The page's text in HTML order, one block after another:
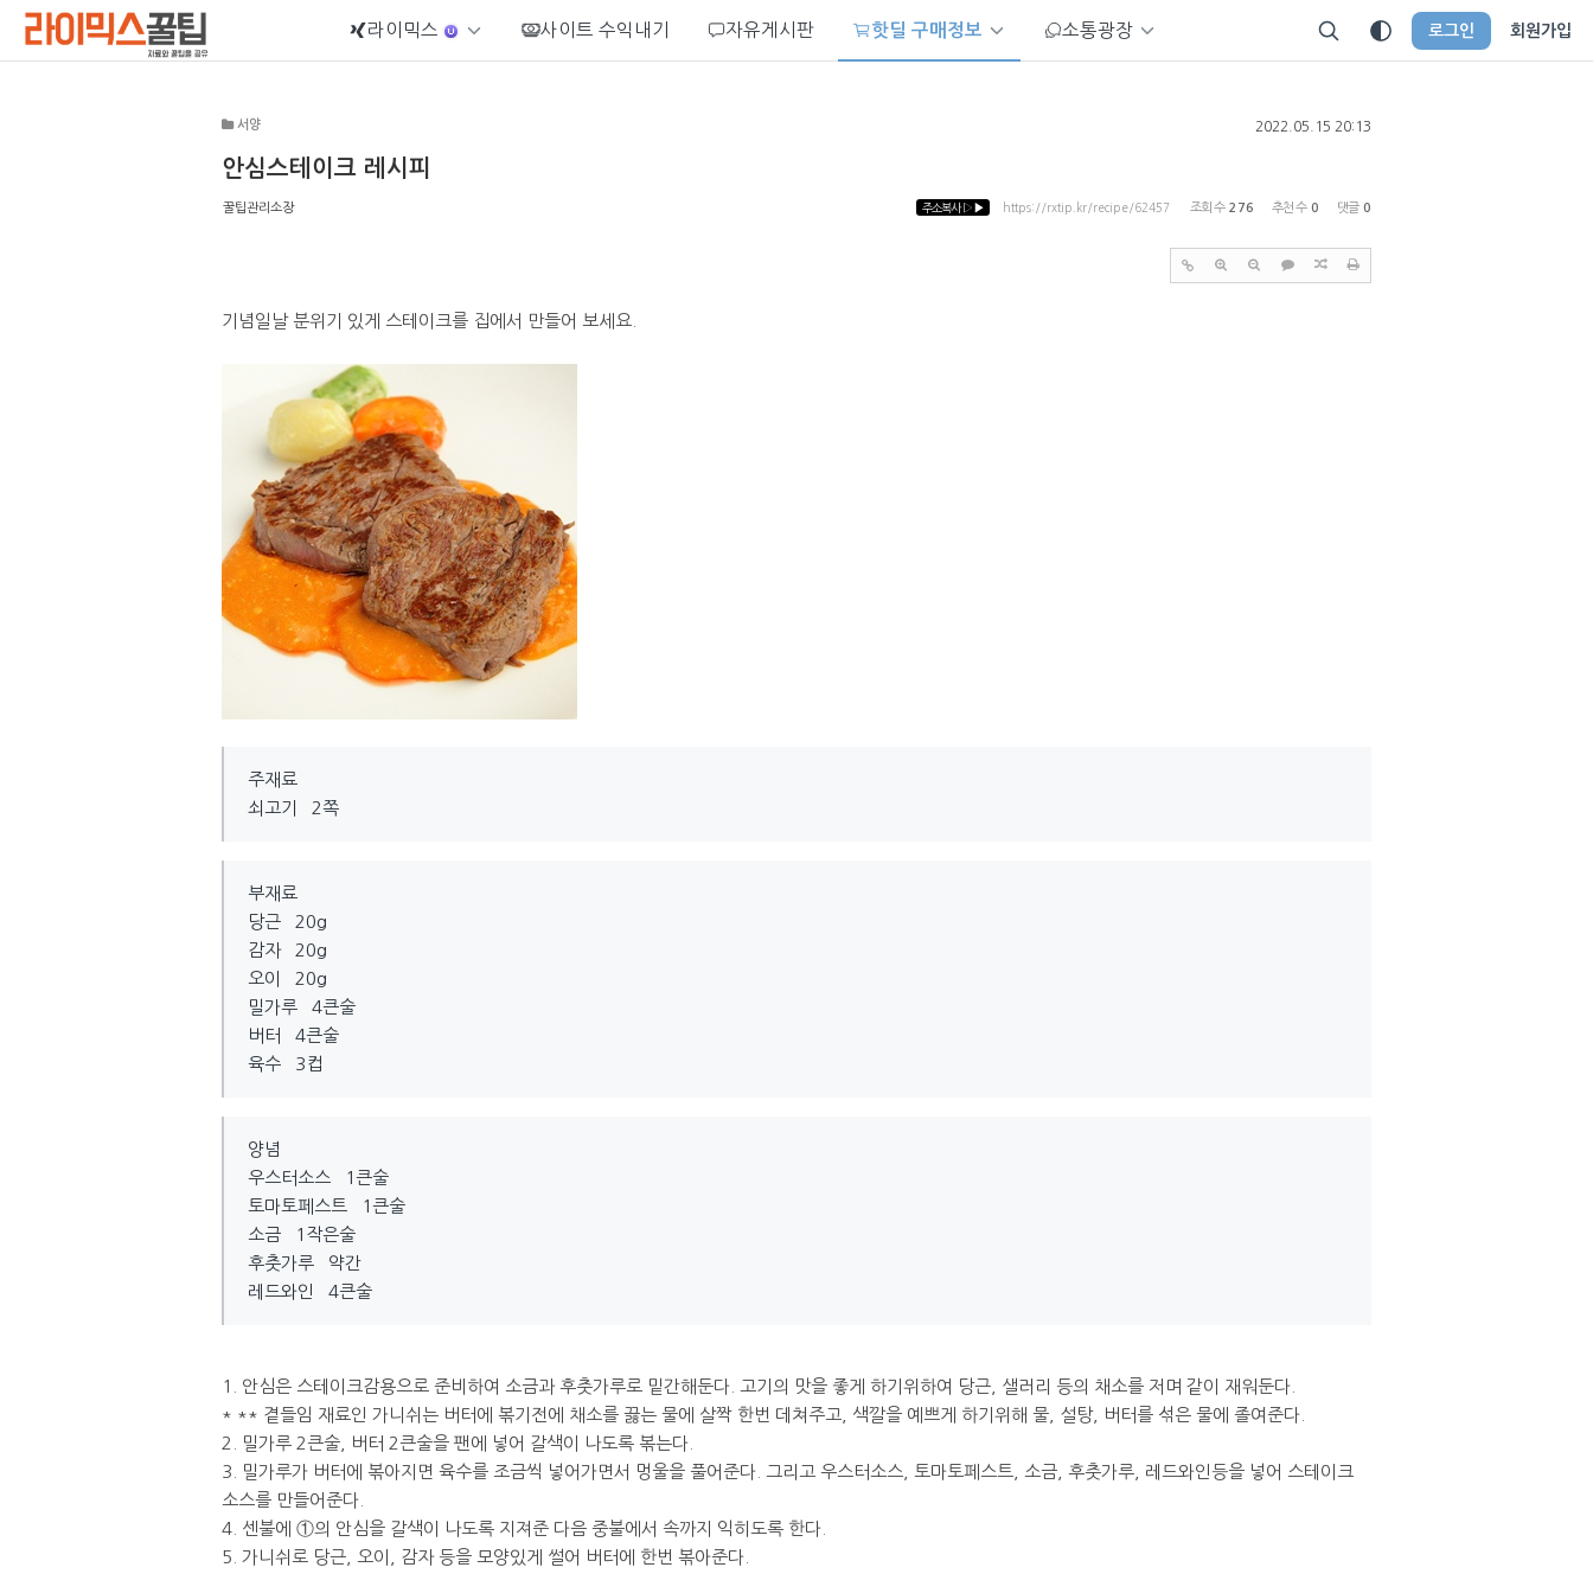
라이믹스 사이트 수익내기 자유게시판 핫딜 구매정보 소통광장 로그인 회원가입
서양 2022.05.15 20:13
안심스테이크 레시피
꿀팁관리소장 주소복사 ▷▶ https://rxtip.kr/recipe/62457 조회 수 276 추천 수 0 댓글 0
기념일날 분위기 있게 스테이크를 집에서 만들어 보세요.
주재료
쇠고기 2쪽
부재료
당근 20g
감자 20g
오이 20g
밀가루 4큰술
버터 4큰술
육수 3컵
양념
우스터소스 1큰술
토마토페스트 1큰술
소금 1작은술
후춧가루 약간
레드와인 4큰술
1. 안심은 스테이크감용으로 준비하여 소금과 후춧가루로 밑간해둔다. 고기의 맛을 좋게 하기위하여 당근, 샐러리 등의 채소를 저며 같이 재워둔다.
* ** 곁들임 재료인 가니쉬는 버터에 볶기전에 채소를 끓는 물에 살짝 한번 데쳐주고, 색깔을 예쁘게 하기위해 물, 설탕, 버터를 섞은 물에 졸여준다.
2. 밀가루 2큰술, 버터 2큰술을 팬에 넣어 갈색이 나도록 볶는다.
3. 밀가루가 버터에 볶아지면 육수를 조금씩 넣어가면서 멍울을 풀어준다. 그리고 우스터소스, 토마토페스트, 소금, 후춧가루, 레드와인등을 넣어 스테이크
소스를 만들어준다.
4. 센불에 ①의 안심을 갈색이 나도록 지져준 다음 중불에서 속까지 익히도록 한다.
5. 가니쉬로 당근, 오이, 감자 등을 모양있게 썰어 버터에 한번 볶아준다.
Sketchbook5, 스케치북5